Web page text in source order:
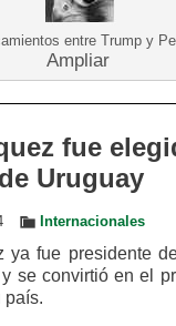
entre Trump y
Ampliar
fue
Uruguay
Internacionales